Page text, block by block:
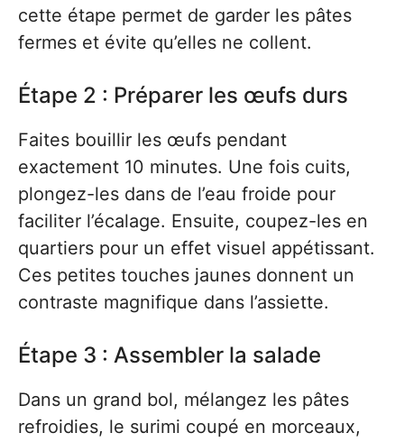
cette étape permet de garder les pâtes
fermes et évite qu’elles ne collent.
Étape 2 : Préparer les œufs durs
Faites bouillir les œufs pendant
exactement 10 minutes. Une fois cuits,
plongez-les dans de l’eau froide pour
faciliter l’écalage. Ensuite, coupez-les en
quartiers pour un effet visuel appétissant.
Ces petites touches jaunes donnent un
contraste magnifique dans l’assiette.
Étape 3 : Assembler la salade
Dans un grand bol, mélangez les pâtes
refroidies, le surimi coupé en morceaux,